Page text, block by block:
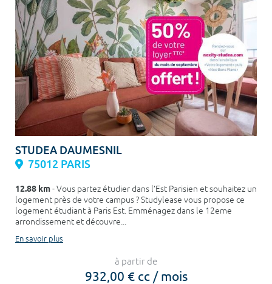
STUDEA DAUMESNIL
75012 PARIS
12.88 km- Vous partez étudier dans l’Est Parisien et souhaitez un
logement près de votre campus ? Studylease vous propose ce
logement étudiant à Paris Est. Emménagez dans le 12eme
arrondissement et découvre...
En savoir plus
à partir de
932,00 € cc / mois